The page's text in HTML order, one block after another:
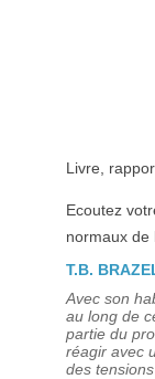
Livre,
Ecoutez
normaux de
T.B.
Avec son
au long de
partie du
réagir avec
des